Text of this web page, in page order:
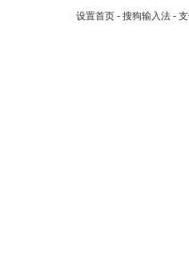
设置首页 - 搜狗输入法 -